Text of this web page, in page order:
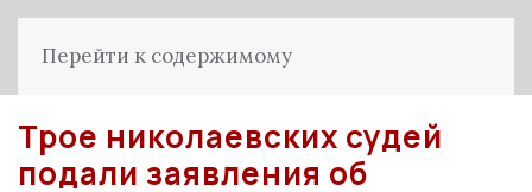
Перейти к содержимому
Трое николаевских судей
подали заявления об